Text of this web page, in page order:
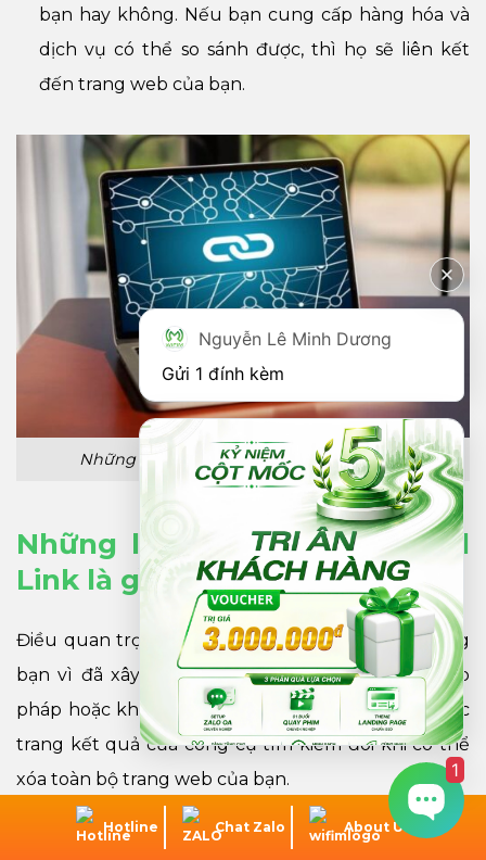
bạn hay không. Nếu bạn cung cấp hàng hóa và
dịch vụ có thể so sánh được, thì họ sẽ liên kết
đến trang web của bạn.
Những trang web tạo Inbound Link là gì?
Những lưu ý khi tạo Inbound
Link là gì?
Điều quan trọng cần lưu ý là Google sẽ phạt nặng
bạn vì đã xây dựng các Inbound Link không hợp
pháp hoặc không được tạo một cách tự nhiên. Các
trang kết quả của công cụ tìm kiếm đôi khi có thể
xóa toàn bộ trang web của bạn.
Phát triển một vấn đề gây tranh cãi thông qua
Hotline Chat Zalo About Us
Nguyễn Lê Minh Dương
Gửi 1 đính kèm
1